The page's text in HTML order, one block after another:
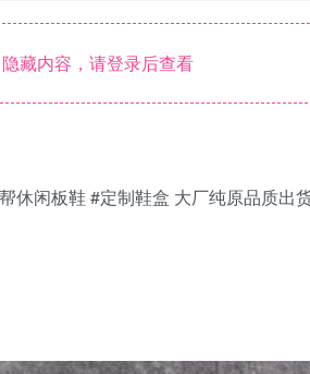
隐藏内容，请登录后查看
休闲板鞋 #定制鞋盒 大厂纯原品质